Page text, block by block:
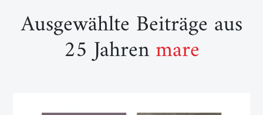
Ausgewählte Beiträge aus
25 Jahrenmare